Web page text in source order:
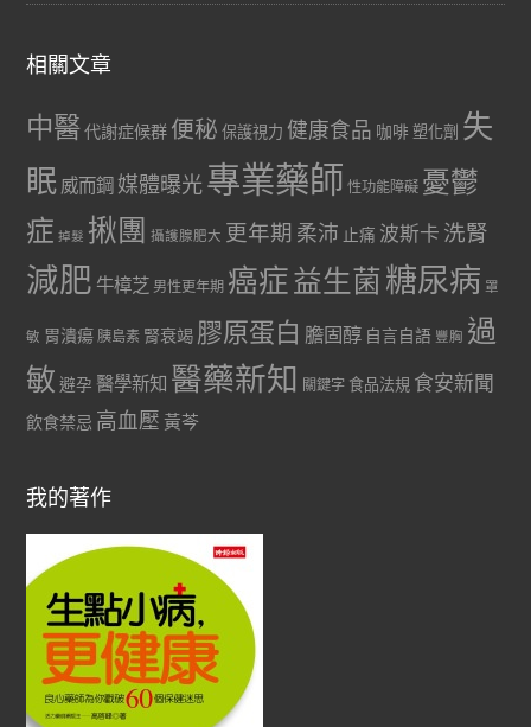
相關文章
中醫代謝症候群 便秘 保護視力 健康食品 咖啡 塑化劑 失
眠 威而鋼 媒體曝光專業藥師 性功能障礙 憂鬱
症 掉髮 揪團 攝護腺肥大 更年期 柔沛 止痛 波斯卡 洗腎
減肥 牛樟芝 男性更年期 癌症益生菌 糖尿病 罩
敏 胃潰瘍 胰島素 腎衰竭 膠原蛋白 膽固醇 自言自語 豐胸 過
敏 避孕 醫學新知 醫藥新知 關鍵字 食品法規 食安新聞
飲食禁忌 高血壓 黃芩
我的著作